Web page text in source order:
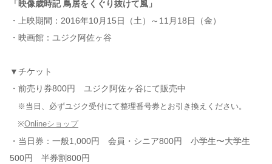
「映像歳時記 鳥居をくぐり抜けて風」
・上映期間：2016年10月15日（土）～11月18日（金）
・映画館：ユジク阿佐ヶ谷
▼チケット
・前売り券800円 ユジク阿佐ヶ谷にて販売中
※当日、必ずユジク受付にて整理番号券とお引き換えください。
※Onlineショップ
・当日券：一般1,000円 会員・シニア800円 小学生〜大学生
500円 半券割800円